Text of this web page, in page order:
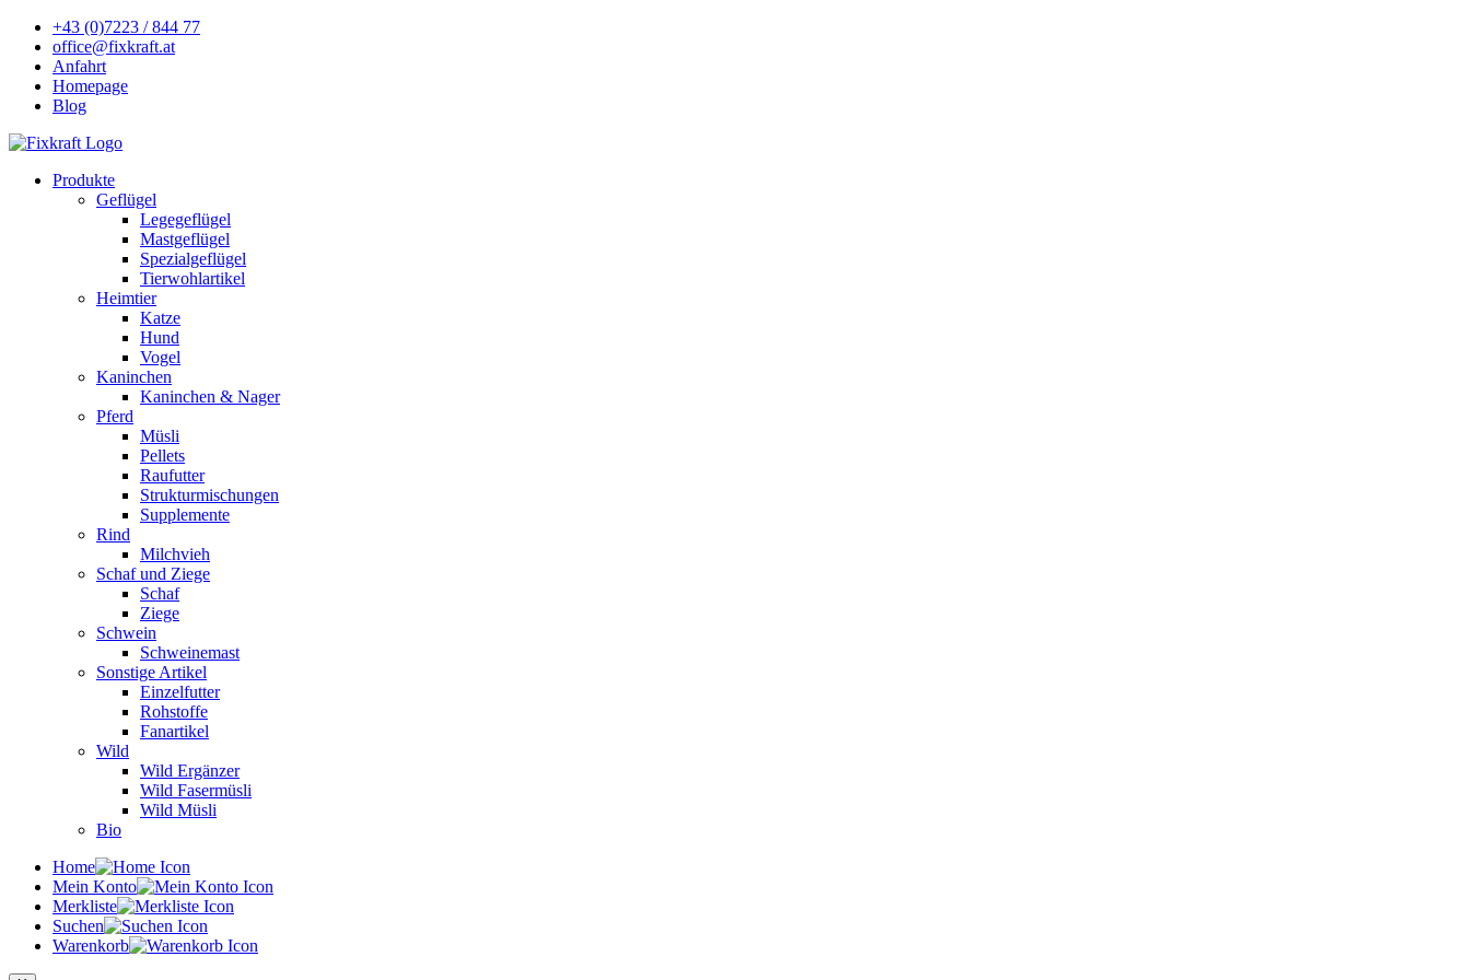
+43 (0)7223 / 844 77
office@fixkraft.at
Anfahrt
Homepage
Blog
Produkte
Geflügel
Legegeflügel
Mastgeflügel
Spezialgeflügel
Tierwohlartikel
Heimtier
Katze
Hund
Vogel
Kaninchen
Kaninchen & Nager
Pferd
Müsli
Pellets
Raufutter
Strukturmischungen
Supplemente
Rind
Milchvieh
Schaf und Ziege
Schaf
Ziege
Schwein
Schweinemast
Sonstige Artikel
Einzelfutter
Rohstoffe
Fanartikel
Wild
Wild Ergänzer
Wild Fasermüsli
Wild Müsli
Bio
Home
Mein Konto
Merkliste
Suchen
Warenkorb